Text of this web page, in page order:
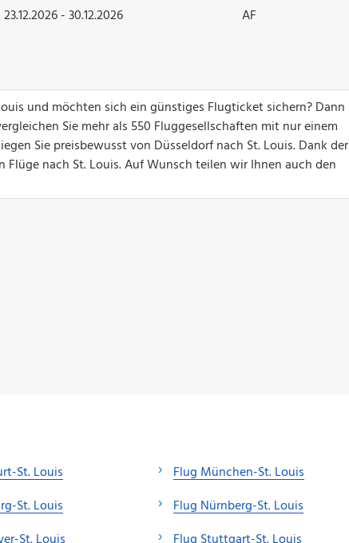
23.12.2026 - 30.12.2026 AF
und möchten sich ein günstiges Flugticket sichern? Dann
Sie mehr als 550 Fluggesellschaften mit nur einem
Sie preisbewusst von Düsseldorf nach St. Louis. Dank der
nach St. Louis. Auf Wunsch teilen wir Ihnen auch den
St. Louis
St. Louis
Flug München-St. Louis
Flug Nürnberg-St. Louis